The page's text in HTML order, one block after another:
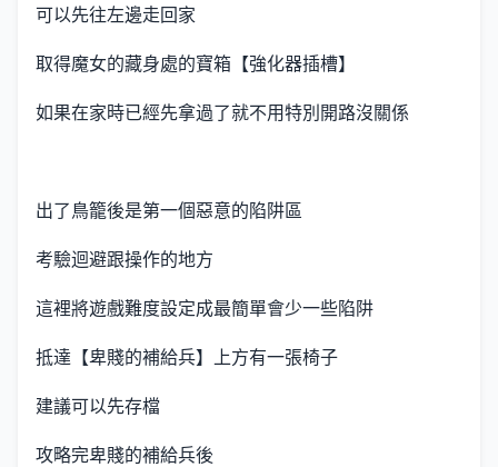
可以先往左邊走回家
取得魔女的藏身處的寶箱【強化器插槽】
如果在家時已經先拿過了就不用特別開路沒關係
出了鳥籠後是第一個惡意的陷阱區
考驗迴避跟操作的地方
這裡將遊戲難度設定成最簡單會少一些陷阱
抵達【卑賤的補給兵】上方有一張椅子
建議可以先存檔
攻略完卑賤的補給兵後